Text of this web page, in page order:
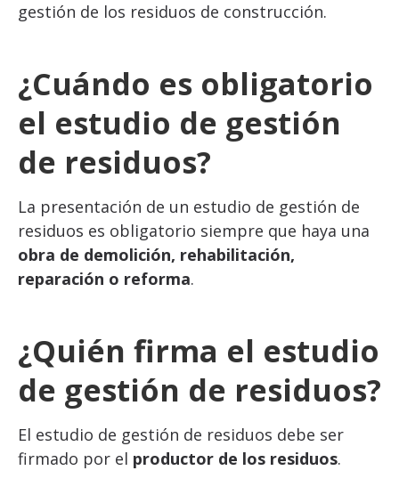
gestión de los residuos de construcción.
¿Cuándo es obligatorio
el estudio de gestión
de residuos?
La presentación de un estudio de gestión de
residuos es obligatorio siempre que haya una
obra de demolición, rehabilitación,
reparación o reforma.
¿Quién firma el estudio
de gestión de residuos?
El estudio de gestión de residuos debe ser
firmado por el productor de los residuos.